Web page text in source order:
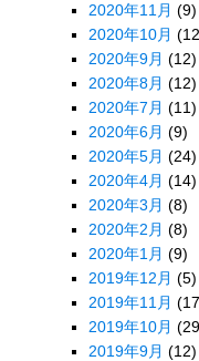
2020年11月 (9)
2020年10月
2020年9月 (12)
2020年8月 (12)
2020年7月 (11)
2020年6月 (9)
2020年5月 (24)
2020年4月 (14)
2020年3月 (8)
2020年2月 (8)
2020年1月 (9)
2019年12月 (5)
2019年11月
2019年10月
2019年9月 (12)